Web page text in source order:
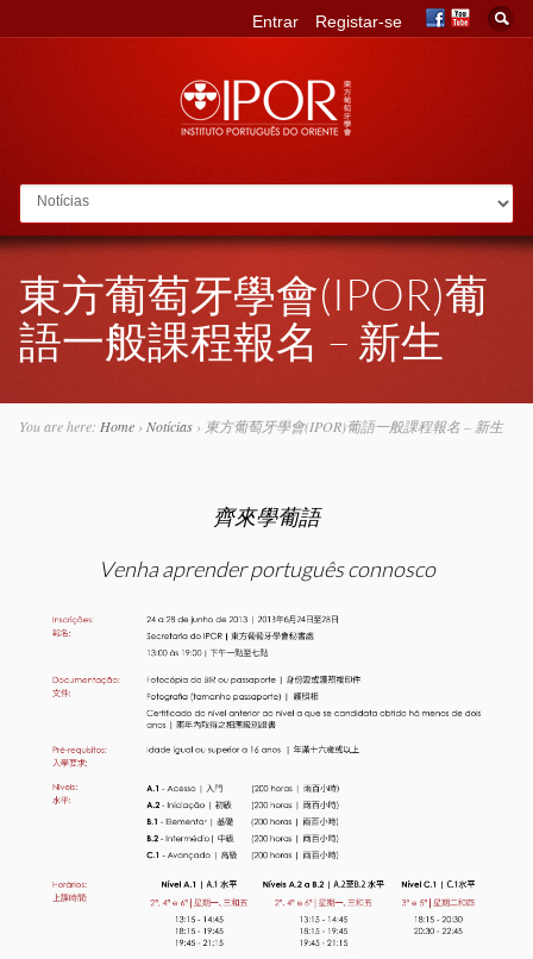
Go to:
Entrar Registar-se
東方葡萄牙學會(IPOR)葡
語一般課程報名 – 新生
You are here: Home› Notícias› 東方葡萄牙學會(IPOR)葡語一般課程報名 – 新生
齊來學葡語
Venha aprender português connosco